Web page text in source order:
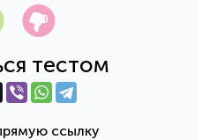
тестом
ссылку